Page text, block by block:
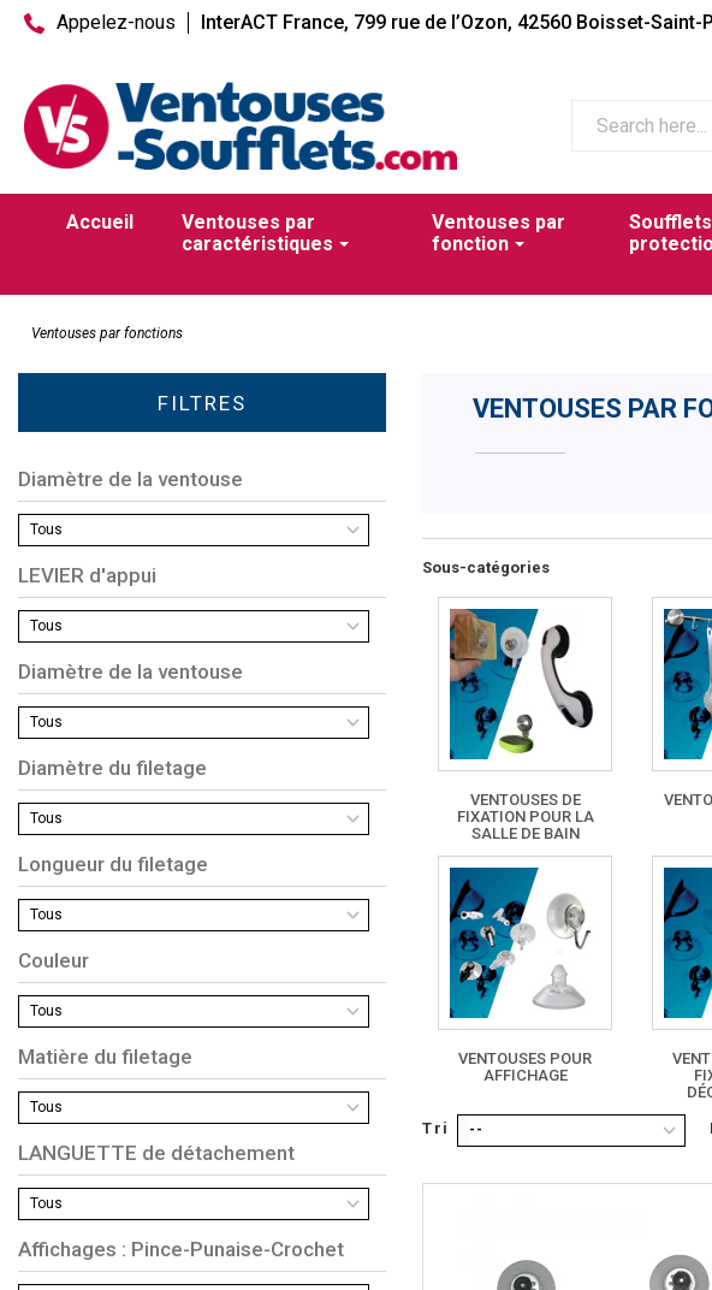
Appelez-nous InterACT France, 799 rue de l’Ozon, 42560 Boisset-Saint-
Accueil
Ventouses par
caractéristiques
Ventouses par
fonction
Ventouses par fonctions
FILTRES
Diamètre de la ventouse
Tous
LEVIER d'appui
Tous
Diamètre de la ventouse
Tous
Diamètre du filetage
Tous
Longueur du filetage
Tous
Couleur
Tous
Matière du filetage
Tous
LANGUETTE de détachement
Tous
Affichages : Pince-Punaise-Crochet
VENTOUSES PAR
Sous-catégories
VENTOUSES DE
FIXATION POUR LA
SALLE DE BAIN
VENTOUSES POUR
AFFICHAGE
Tri --